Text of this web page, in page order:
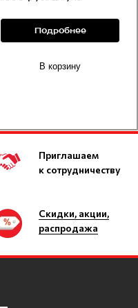
Подробнее
В корзину
Приглашаем
к сотрудничеству
Скидки, акции,
распродажа